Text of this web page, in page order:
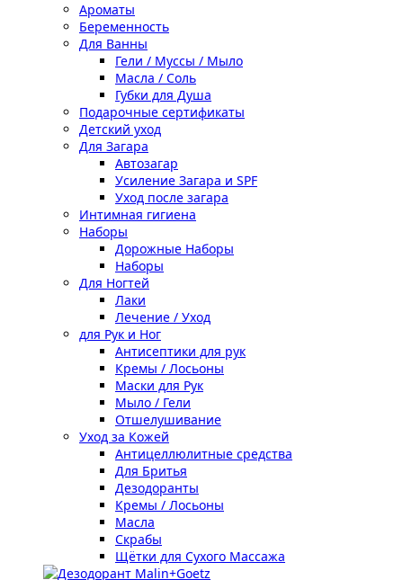
Ароматы
Беременность
Для Ванны
Гели / Муссы / Мыло
Масла / Соль
Губки для Душа
Подарочные сертификаты
Детский уход
Для Загара
Автозагар
Усиление Загара и SPF
Уход после загара
Интимная гигиена
Наборы
Дорожные Наборы
Наборы
Для Ногтей
Лаки
Лечение / Уход
для Рук и Ног
Антисептики для рук
Кремы / Лосьоны
Маски для Рук
Мыло / Гели
Отшелушивание
Уход за Кожей
Антицеллюлитные средства
Для Бритья
Дезодоранты
Кремы / Лосьоны
Масла
Скрабы
Щётки для Сухого Массажа